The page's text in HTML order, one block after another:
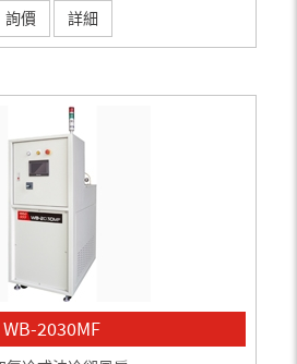
詢價
詳細
WB-2030MF